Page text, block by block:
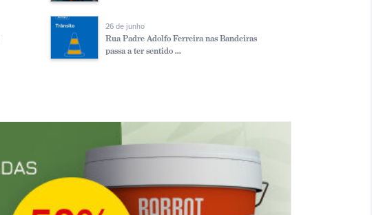
26 de junho
Rua Padre Adolfo Ferreira nas Bandeiras
passa a ter sentido ...